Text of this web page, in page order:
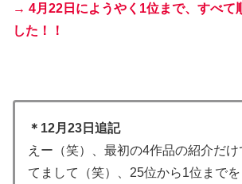
→ 4月22日にようやく1位まで、すべて
した！！
＊12月23日追記
えー（笑）、最初の4作品の紹介だけ
てまして（笑）、25位から1位まで